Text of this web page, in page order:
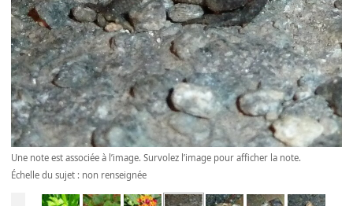
Une note est associée à l’image. Survolez l’image pour afficher la note.
Échelle du sujet : non renseignée